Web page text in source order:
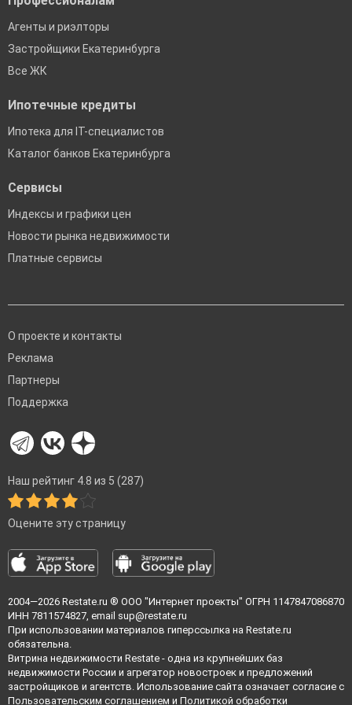
Агенты и риэлторы
Застройщики Екатеринбурга
Все ЖК
Ипотечные кредиты
Ипотека для IT-специалистов
Каталог банков Екатеринбурга
Сервисы
Индексы и графики цен
Новости рынка недвижимости
Платные сервисы
О проекте и контакты
Реклама
Партнеры
Поддержка
Наш рейтинг 4.8 из 5 (287)
Оцените эту страницу
2004—2026 Restate.ru ® ООО "Интернет проекты" ОГРН 1147847086870
ИНН 7811574827, email sup@restate.ru
При использовании материалов гиперссылка на Restate.ru
обязательна.
Витрина недвижимости Restate - одна из крупнейших баз
недвижимости России и агрегатор новостроек и предложений
застройщиков и агентств. Использование сайта означает согласие с
Пользовательским соглашением и Политикой обработки